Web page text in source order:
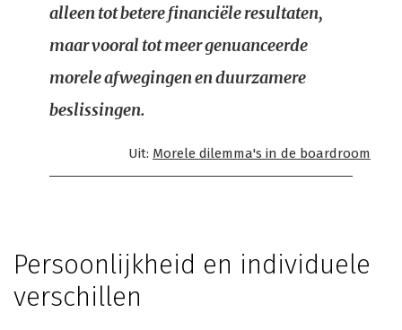
alleen tot betere financiële resultaten,
maar vooral tot meer genuanceerde
morele afwegingen en duurzamere
beslissingen.
Uit: Morele dilemma's in de boardroom
Persoonlijkheid en individuele
verschillen